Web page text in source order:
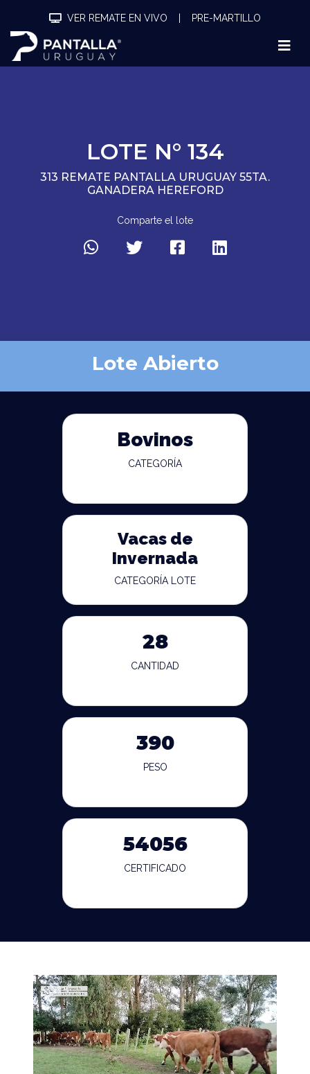
VER REMATE EN VIVO PRE-MARTILLO
LOTE N° 134
313 REMATE PANTALLA URUGUAY 55TA.
GANADERA HEREFORD
Comparte el lote
Lote Abierto
Bovinos
CATEGORÍA
Vacas de
Invernada
CATEGORÍA LOTE
28
CANTIDAD
390
PESO
54056
CERTIFICADO